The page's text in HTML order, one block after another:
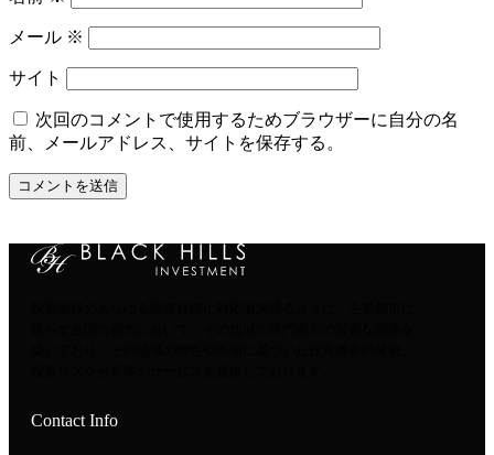
メール ※
サイト
次回のコメントで使用するためブラウザーに自分の名
前、メールアドレス、サイトを保存する。
Contact Info